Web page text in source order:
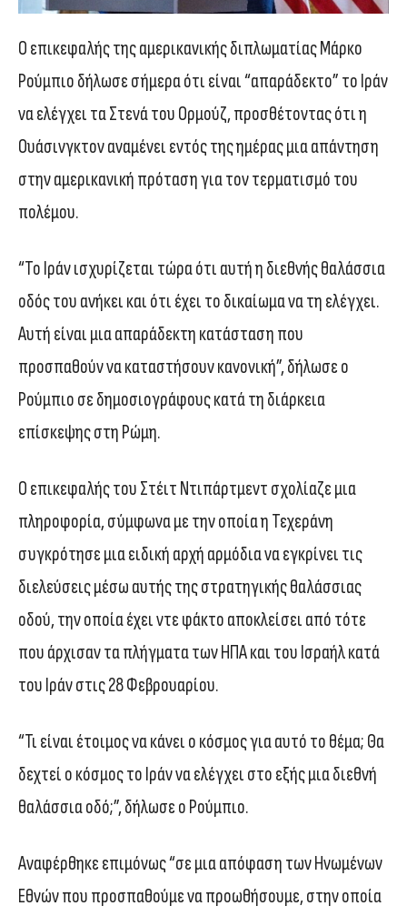
Ο επικεφαλής της αμερικανικής διπλωματίας Μάρκο
Ρούμπιο δήλωσε σήμερα ότι είναι “απαράδεκτο” το Ιράν
να ελέγχει τα Στενά του Ορμούζ, προσθέτοντας ότι η
Ουάσινγκτον αναμένει εντός της ημέρας μια απάντηση
στην αμερικανική πρόταση για τον τερματισμό του
πολέμου.
“Το Ιράν ισχυρίζεται τώρα ότι αυτή η διεθνής θαλάσσια
οδός του ανήκει και ότι έχει το δικαίωμα να τη ελέγχει.
Αυτή είναι μια απαράδεκτη κατάσταση που
προσπαθούν να καταστήσουν κανονική”, δήλωσε ο
Ρούμπιο σε δημοσιογράφους κατά τη διάρκεια
επίσκεψης στη Ρώμη.
Ο επικεφαλής του Στέιτ Ντιπάρτμεντ σχολίαζε μια
πληροφορία, σύμφωνα με την οποία η Τεχεράνη
συγκρότησε μια ειδική αρχή αρμόδια να εγκρίνει τις
διελεύσεις μέσω αυτής της στρατηγικής θαλάσσιας
οδού, την οποία έχει ντε φάκτο αποκλείσει από τότε
που άρχισαν τα πλήγματα των ΗΠΑ και του Ισραήλ κατά
του Ιράν στις 28 Φεβρουαρίου.
“Τι είναι έτοιμος να κάνει ο κόσμος για αυτό το θέμα; Θα
δεχτεί ο κόσμος το Ιράν να ελέγχει στο εξής μια διεθνή
θαλάσσια οδό;”, δήλωσε ο Ρούμπιο.
Αναφέρθηκε επιμόνως “σε μια απόφαση των Ηνωμένων
Εθνών που προσπαθούμε να προωθήσουμε, στην οποία